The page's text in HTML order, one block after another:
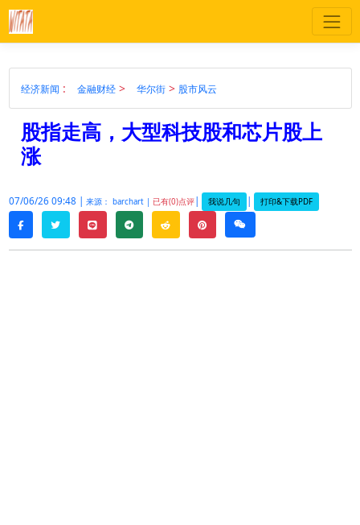
经济新闻 : 金融财经> 华尔街 > 股市风云
股指走高，大型科技股和芯片股上
涨
07/06/26 09:48 | 来源： barchart | 已有(0)点评| 我说几句 | 打印&下载PDF
facebooktwitterline telegramreddit pinterestweixin